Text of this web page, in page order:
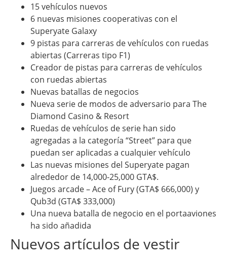
15 vehículos nuevos
6 nuevas misiones cooperativas con el
Superyate Galaxy
9 pistas para carreras de vehículos con ruedas
abiertas (Carreras tipo F1)
Creador de pistas para carreras de vehículos
con ruedas abiertas
Nuevas batallas de negocios
Nueva serie de modos de adversario para The
Diamond Casino & Resort
Ruedas de vehículos de serie han sido
agregadas a la categoría “Street” para que
puedan ser aplicadas a cualquier vehículo
Las nuevas misiones del Superyate pagan
alrededor de 14,000-25,000 GTA$.
Juegos arcade – Ace of Fury (GTA$ 666,000) y
Qub3d (GTA$ 333,000)
Una nueva batalla de negocio en el portaaviones
ha sido añadida
Nuevos artículos de vestir